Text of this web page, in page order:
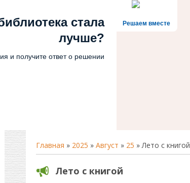
Решаем вместе
стала
лучше?
и получите ответ о решении
Главная » 2025 » Август » 25 » Лето с книгой
Лето с книгой